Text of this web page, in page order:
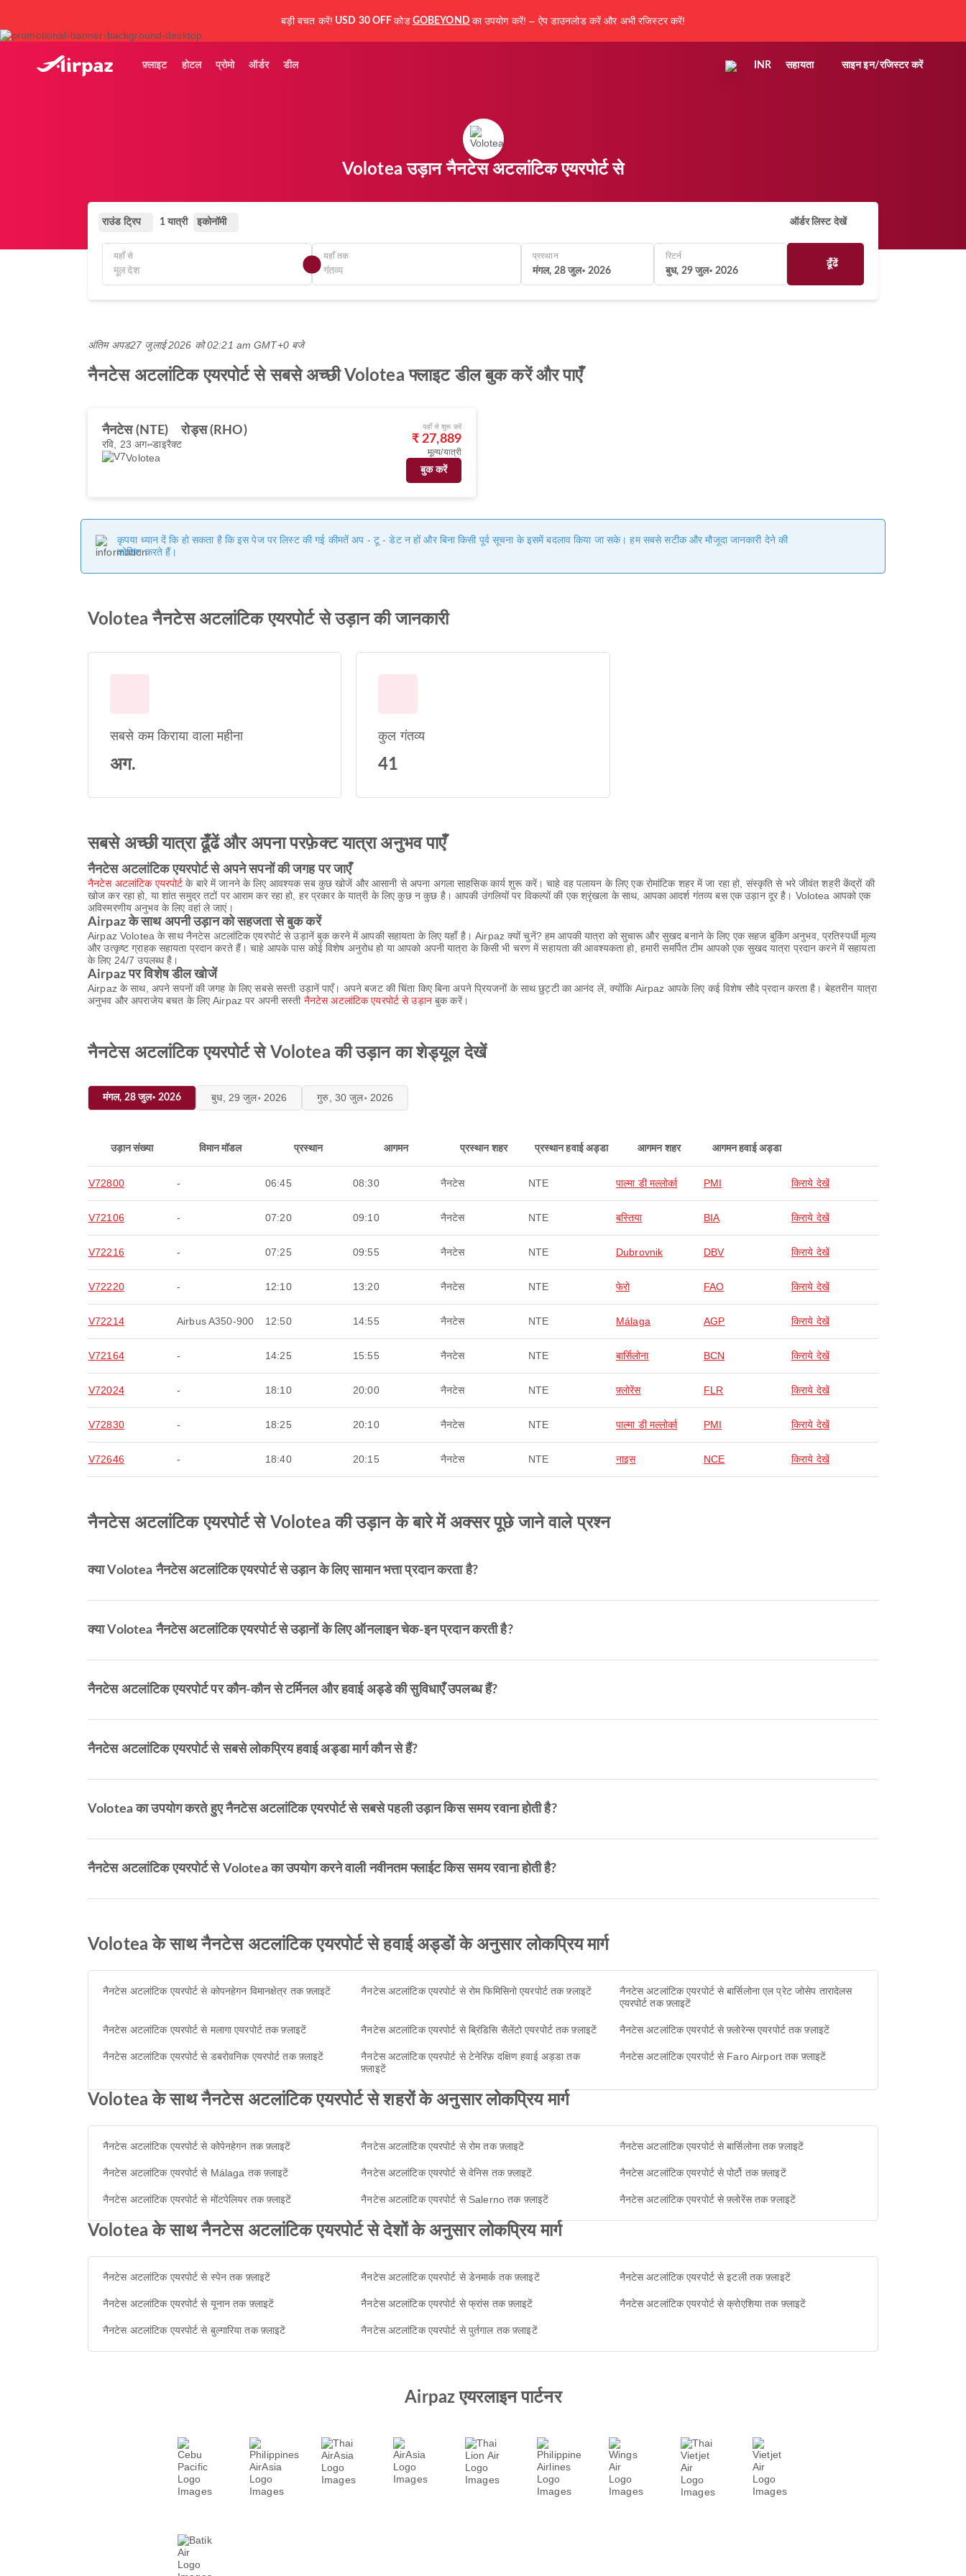
बड़ी बचत करें! USD 30 OFF कोड GOBEYOND का उपयोग करें! – ऐप डाउनलोड करें और अभी रजिस्टर करें!
फ़्लाइट होटल प्रोमो ऑर्डर डील INR सहायता साइन इन/रजिस्टर करें
Volotea उड़ान नैनटेस अटलांटिक एयरपोर्ट से
राउंड ट्रिप 1 यात्री इकोनॉमी ऑर्डर लिस्ट देखें
यहाँ से यहाँ तक
प्रस्थान
मंगल, 28 जुल॰ 2026
रिटर्न
बुध, 29 जुल॰ 2026
ढूँढें
अंतिम अपड27 जुलाई 2026 को 02:21 am GMT+0 बजे
नैनटेस अटलांटिक एयरपोर्ट से सबसे अच्छी Volotea फ्लाइट डील बुक करें और पाएँ
नैनटेस (NTE) रोड्स (RHO)
रवि, 23 अग॰डाइरैक्ट
Volotea
यहाँ से शुरू करें
₹ 27,889
मूल्य/यात्री
बुक करें
कृपया ध्यान दें कि हो सकता है कि इस पेज पर लिस्ट की गई कीमतें अप - टू - डेट न हों और बिना किसी पूर्व सूचना के इसमें बदलाव किया जा सके। हम सबसे सटीक और मौजूदा जानकारी देने की
कोशिश करते हैं।
Volotea नैनटेस अटलांटिक एयरपोर्ट से उड़ान की जानकारी
सबसे कम किराया वाला महीना
अग.
कुल गंतव्य
41
सबसे अच्छी यात्रा ढूँढें और अपना परफ़ेक्ट यात्रा अनुभव पाएँ
नैनटेस अटलांटिक एयरपोर्ट से अपने सपनों की जगह पर जाएँ
नैनटेस अटलांटिक एयरपोर्ट के बारे में जानने के लिए आवश्यक सब कुछ खोजें और आसानी से अपना अगला साहसिक कार्य शुरू करें। चाहे वह पलायन के लिए एक रोमांटिक शहर में जा रहा हो, संस्कृति से भरे जीवंत शहरी केंद्रों की
खोज कर रहा हो, या शांत समुद्र तटों पर आराम कर रहा हो, हर प्रकार के यात्री के लिए कुछ न कुछ है। आपकी उंगलियों पर विकल्पों की एक श्रृंखला के साथ, आपका आदर्श गंतव्य बस एक उड़ान दूर है। Volotea आपको एक
अविस्मरणीय अनुभव के लिए वहां ले जाएं।
Airpaz के साथ अपनी उड़ान को सहजता से बुक करें
Airpaz Volotea के साथ नैनटेस अटलांटिक एयरपोर्ट से उड़ानें बुक करने में आपकी सहायता के लिए यहाँ है। Airpaz क्यों चुनें? हम आपकी यात्रा को सुचारू और सुखद बनाने के लिए एक सहज बुकिंग अनुभव, प्रतिस्पर्धी मूल्य
और उत्कृष्ट ग्राहक सहायता प्रदान करते हैं। चाहे आपके पास कोई विशेष अनुरोध हो या आपको अपनी यात्रा के किसी भी चरण में सहायता की आवश्यकता हो, हमारी समर्पित टीम आपको एक सुखद यात्रा प्रदान करने में सहायता
के लिए 24/7 उपलब्ध है।
Airpaz पर विशेष डील खोजें
Airpaz के साथ, अपने सपनों की जगह के लिए सबसे सस्ती उड़ानें पाएँ। अपने बजट की चिंता किए बिना अपने प्रियजनों के साथ छुट्टी का आनंद लें, क्योंकि Airpaz आपके लिए कई विशेष सौदे प्रदान करता है। बेहतरीन यात्रा
अनुभव और अपराजेय बचत के लिए Airpaz पर अपनी सस्ती नैनटेस अटलांटिक एयरपोर्ट से उड़ानबुक करें।
नैनटेस अटलांटिक एयरपोर्ट से Volotea की उड़ान का शेड्यूल देखें
मंगल, 28 जुल॰ 2026 बुध, 29 जुल॰ 2026 गुरु, 30 जुल॰ 2026
उड़ान संख्या विमान मॉडल प्रस्थान आगमन प्रस्थान शहर प्रस्थान हवाई अड्डा आगमन शहर आगमन हवाई अड्डा
V72800 - 06:45 08:30 नैनटेस NTE पाल्मा डी मल्लोर्का PMI किराये देखें
V72106 - 07:20 09:10 नैनटेस NTE बस्तिया BIA किराये देखें
V72216 - 07:25 09:55 नैनटेस NTE Dubrovnik DBV किराये देखें
V72220 - 12:10 13:20 नैनटेस NTE फेरो FAO किराये देखें
V72214 Airbus A350-900 12:50 14:55 नैनटेस NTE Málaga AGP किराये देखें
V72164 - 14:25 15:55 नैनटेस NTE बार्सिलोना BCN किराये देखें
V72024 - 18:10 20:00 नैनटेस NTE फ़्लोरेंस FLR किराये देखें
V72830 - 18:25 20:10 नैनटेस NTE पाल्मा डी मल्लोर्का PMI किराये देखें
V72646 - 18:40 20:15 नैनटेस NTE नाइस NCE किराये देखें
नैनटेस अटलांटिक एयरपोर्ट से Volotea की उड़ान के बारे में अक्सर पूछे जाने वाले प्रश्न
क्या Volotea नैनटेस अटलांटिक एयरपोर्ट से उड़ान के लिए सामान भत्ता प्रदान करता है?
क्या Volotea नैनटेस अटलांटिक एयरपोर्ट से उड़ानों के लिए ऑनलाइन चेक-इन प्रदान करती है?
नैनटेस अटलांटिक एयरपोर्ट पर कौन-कौन से टर्मिनल और हवाई अड्डे की सुविधाएँ उपलब्ध हैं?
नैनटेस अटलांटिक एयरपोर्ट से सबसे लोकप्रिय हवाई अड्डा मार्ग कौन से हैं?
Volotea का उपयोग करते हुए नैनटेस अटलांटिक एयरपोर्ट से सबसे पहली उड़ान किस समय रवाना होती है?
नैनटेस अटलांटिक एयरपोर्ट से Volotea का उपयोग करने वाली नवीनतम फ्लाईट किस समय रवाना होती है?
Volotea के साथ नैनटेस अटलांटिक एयरपोर्ट से हवाई अड्डों के अनुसार लोकप्रिय मार्ग
नैनटेस अटलांटिक एयरपोर्ट से कोपनहेगन विमानक्षेत्र तक फ़्लाइटें नैनटेस अटलांटिक एयरपोर्ट से रोम फिमिसिनो एयरपोर्ट तक फ़्लाइटें
नैनटेस अटलांटिक एयरपोर्ट से बार्सिलोना एल प्रेट जोसेप तारादेलस
एयरपोर्ट तक फ़्लाइटें
नैनटेस अटलांटिक एयरपोर्ट से मलागा एयरपोर्ट तक फ़्लाइटें नैनटेस अटलांटिक एयरपोर्ट से ब्रिंडिसि सैलेंटो एयरपोर्ट तक फ़्लाइटें नैनटेस अटलांटिक एयरपोर्ट से फ़्लोरेन्स एयरपोर्ट तक फ़्लाइटें
नैनटेस अटलांटिक एयरपोर्ट से डबरोवनिक एयरपोर्ट तक फ़्लाइटें
नैनटेस अटलांटिक एयरपोर्ट से टेनेरिफ़ दक्षिण हवाई अड्डा तक
फ़्लाइटें
नैनटेस अटलांटिक एयरपोर्ट से Faro Airport तक फ़्लाइटें
Volotea के साथ नैनटेस अटलांटिक एयरपोर्ट से शहरों के अनुसार लोकप्रिय मार्ग
नैनटेस अटलांटिक एयरपोर्ट से कोपेनहेगन तक फ़्लाइटें नैनटेस अटलांटिक एयरपोर्ट से रोम तक फ़्लाइटें नैनटेस अटलांटिक एयरपोर्ट से बार्सिलोना तक फ़्लाइटें
नैनटेस अटलांटिक एयरपोर्ट से Málaga तक फ़्लाइटें नैनटेस अटलांटिक एयरपोर्ट से वेनिस तक फ़्लाइटें नैनटेस अटलांटिक एयरपोर्ट से पोर्टो तक फ़्लाइटें
नैनटेस अटलांटिक एयरपोर्ट से मोंटपेलियर तक फ़्लाइटें नैनटेस अटलांटिक एयरपोर्ट से Salerno तक फ़्लाइटें नैनटेस अटलांटिक एयरपोर्ट से फ़्लोरेंस तक फ़्लाइटें
Volotea के साथ नैनटेस अटलांटिक एयरपोर्ट से देशों के अनुसार लोकप्रिय मार्ग
नैनटेस अटलांटिक एयरपोर्ट से स्पेन तक फ़्लाइटें नैनटेस अटलांटिक एयरपोर्ट से डेनमार्क तक फ़्लाइटें नैनटेस अटलांटिक एयरपोर्ट से इटली तक फ़्लाइटें
नैनटेस अटलांटिक एयरपोर्ट से यूनान तक फ़्लाइटें नैनटेस अटलांटिक एयरपोर्ट से फ्रांस तक फ़्लाइटें नैनटेस अटलांटिक एयरपोर्ट से क्रोएशिया तक फ़्लाइटें
नैनटेस अटलांटिक एयरपोर्ट से बुल्गारिया तक फ़्लाइटें नैनटेस अटलांटिक एयरपोर्ट से पुर्तगाल तक फ़्लाइटें
Airpaz एयरलाइन पार्टनर